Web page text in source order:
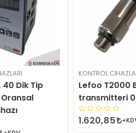
40 Dik Tip
Oransal
KONTROL
Lefoo T2000
transmitteri
1.620,85